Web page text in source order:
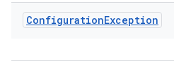
ConfigurationException